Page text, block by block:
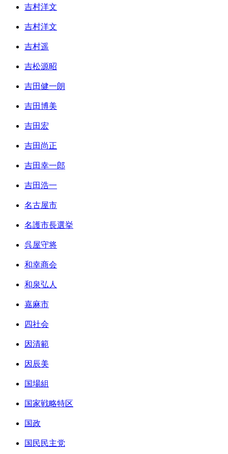
吉村洋文
吉村洋文
吉村遥
吉松源昭
吉田健一朗
吉田博美
吉田宏
吉田尚正
吉田幸一郎
吉田浩一
名古屋市
名護市長選挙
呉屋守将
和幸商会
和泉弘人
嘉麻市
四社会
因清範
因辰美
国場組
国家戦略特区
国政
国民民主党